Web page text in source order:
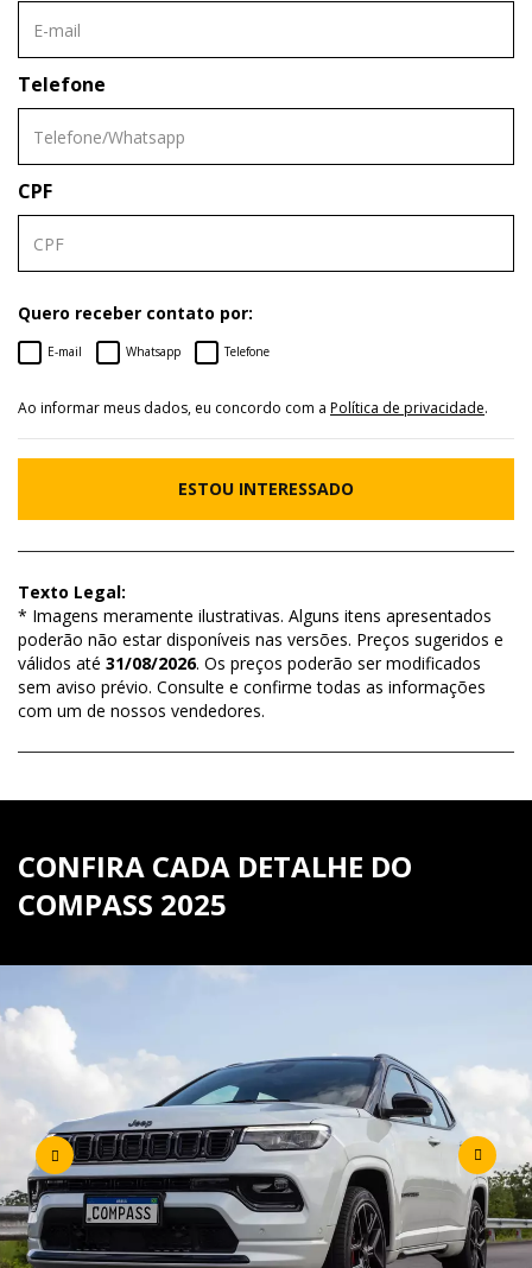
Telefone
CPF
Quero receber contato por:
E-mail Whatsapp Telefone
Ao informar meus dados, eu concordo com a Política de privacidade.
ESTOU INTERESSADO
Texto Legal:
* Imagens meramente ilustrativas. Alguns itens apresentados
poderão não estar disponíveis nas versões. Preços sugeridos e
válidos até 31/08/2026. Os preços poderão ser modificados
sem aviso prévio. Consulte e confirme todas as informações
com um de nossos vendedores.
CONFIRA CADA DETALHE DO
COMPASS 2025